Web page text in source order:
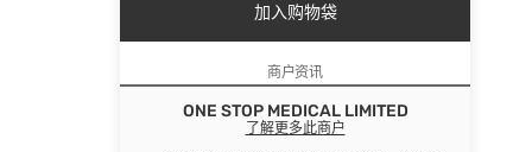
加入购物袋
商户资讯
ONE STOP MEDICAL LIMITED
了解更多此商户